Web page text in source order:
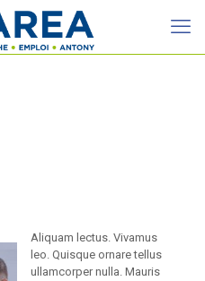
Aliquam lectus. Vivamus
leo. Quisque ornare tellus
ullamcorper nulla. Mauris